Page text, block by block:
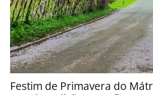
Festim de Primavera do